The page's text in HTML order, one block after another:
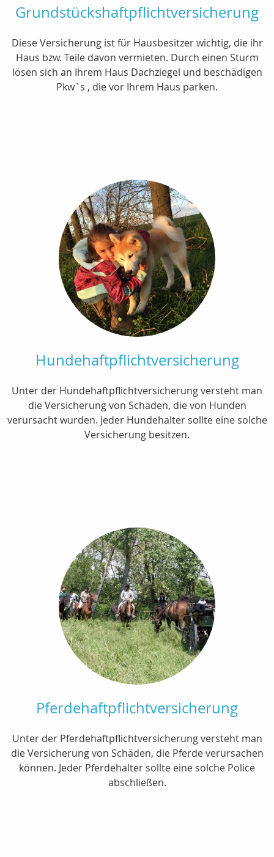
Grundstückshaftpflichtversicherung
Diese Versicherung ist für Hausbesitzer wichtig, die ihr
Haus bzw. Teile davon vermieten. Durch einen Sturm
lösen sich an Ihrem Haus Dachziegel und beschädigen
Pkw`s , die vor Ihrem Haus parken.
Hundehaftpflichtversicherung
Unter der Hundehaftpflichtversicherung versteht man
die Versicherung von Schäden, die von Hunden
verursacht wurden. Jeder Hundehalter sollte eine solche
Versicherung besitzen.
Pferdehaftpflichtversicherung
Unter der Pferdehaftpflichtversicherung versteht man
die Versicherung von Schäden, die Pferde verursachen
können. Jeder Pferdehalter sollte eine solche Police
abschließen.